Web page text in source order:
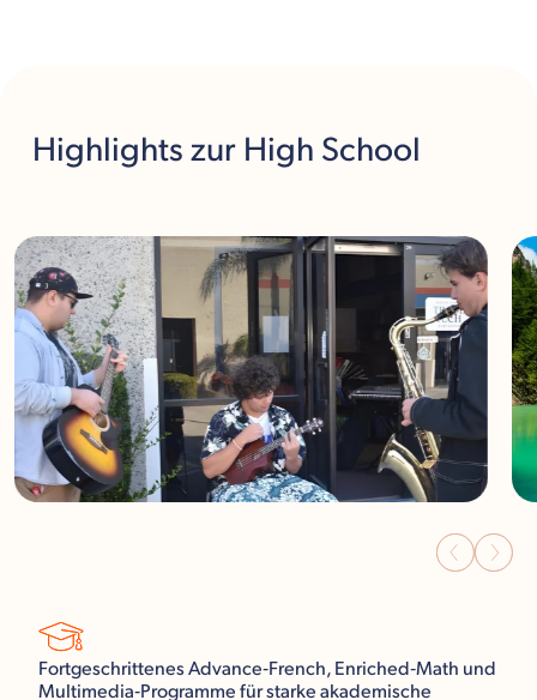
Highlights zur High School
Fortgeschrittenes Advance‑French, Enriched‑Math und
Multimedia‑Programme für starke akademische